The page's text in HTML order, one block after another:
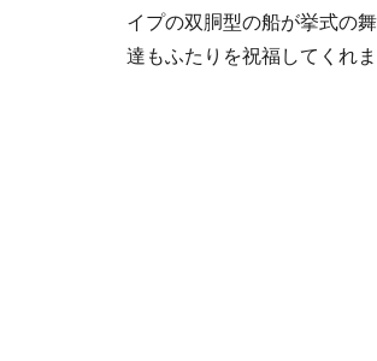
イプの双胴型の船が挙式の
達もふたりを祝福してくれま